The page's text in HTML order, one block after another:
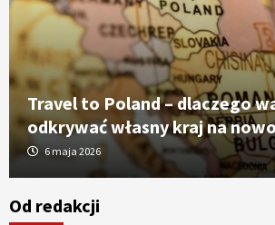
Travel to Poland – dlaczego
odkrywać własny kraj na
6 maja 2026
Od redakcji